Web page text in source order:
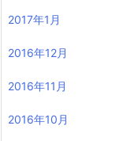
2017年1月
2016年12月
2016年11月
2016年10月